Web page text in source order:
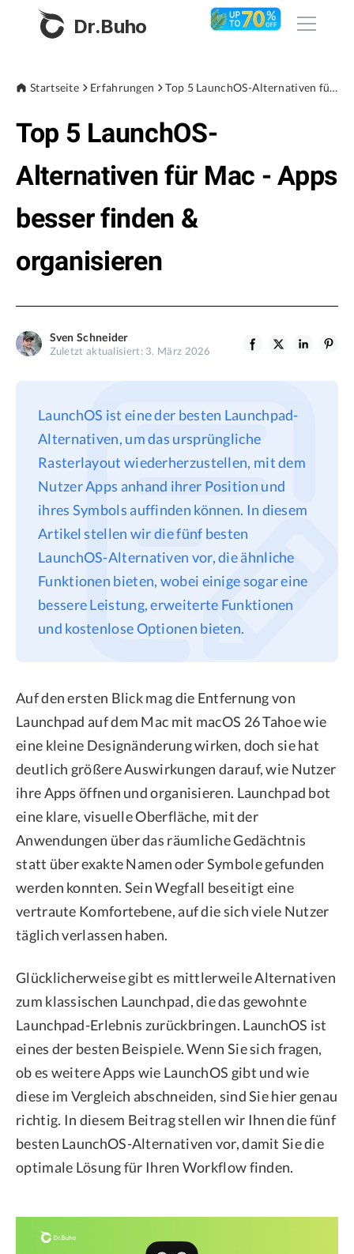
Dr.Buho
Produkte
BuhoCleaner
BuhoRepair
BuhoNTFS
BuhoLaunchpad
Store
Blog
Unterstützung
Datenschutz
Rechtliches
Refund Policy
Startseite Erfahrungen Top 5 LaunchOS-Alternativen für Mac - Apps besser finden & organisieren
Top 5 LaunchOS-
Alternativen für Mac - Apps
besser finden &
organisieren
Sven Schneider
Zuletzt aktualisiert: 3. März 2026
LaunchOS ist eine der besten Launchpad-
Alternativen, um das ursprüngliche
Rasterlayout wiederherzustellen, mit dem
Nutzer Apps anhand ihrer Position und
ihres Symbols auffinden können. In diesem
Artikel stellen wir die fünf besten
LaunchOS-Alternativen vor, die ähnliche
Funktionen bieten, wobei einige sogar eine
bessere Leistung, erweiterte Funktionen
und kostenlose Optionen bieten.
Auf den ersten Blick mag die Entfernung von
Launchpad auf dem Mac mit macOS 26 Tahoe wie
eine kleine Designänderung wirken, doch sie hat
deutlich größere Auswirkungen darauf, wie Nutzer
ihre Apps öffnen und organisieren. Launchpad bot
eine klare, visuelle Oberfläche, mit der
Anwendungen über das räumliche Gedächtnis
statt über exakte Namen oder Symbole gefunden
werden konnten. Sein Wegfall beseitigt eine
vertraute Komfortebene, auf die sich viele Nutzer
täglich verlassen haben.
Glücklicherweise gibt es mittlerweile Alternativen
zum klassischen Launchpad, die das gewohnte
Launchpad-Erlebnis zurückbringen. LaunchOS ist
eines der besten Beispiele. Wenn Sie sich fragen,
ob es weitere Apps wie LaunchOS gibt und wie
diese im Vergleich abschneiden, sind Sie hier genau
richtig. In diesem Beitrag stellen wir Ihnen die fünf
besten LaunchOS-Alternativen vor, damit Sie die
optimale Lösung für Ihren Workflow finden.